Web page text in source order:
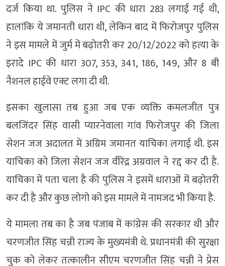
दर्ज किया था. पुलिस ने IPC की धारा 283 लगाई गई थी,
हालांकि ये जमानती धारा थी, लेकिन बाद में फिरोजपुर पुलिस
ने इस मामले में जुर्म में बढ़ोतरी कर 20/12/2022 को हत्या के
इरादे IPC की धारा 307, 353, 341, 186, 149, और 8 बी
नैशनल हाईवे एक्ट लगा दी थी.
इसका खुलासा तब हुआ जब एक व्यक्ति कमलजीत पुत्र
बलजिंदर सिंह वासी प्यारनेवाला गांव फिरोजपुर की जिला
सेशन जज अदालत में अग्रिम जमानत याचिका लगाई थी. इस
याचिका को जिला सेशन जज वीरेंद्र अग्रवाल ने रद्द कर दी है.
याचिका में पता चला है की पुलिस ने इसमें धाराओं में बढ़ोतरी
कर दी है और कुछ लोगो को इस मामले में नामजद भी किया है.
ये मामला तब का है जब पंजाब में कांग्रेस की सरकार थी और
चरणजीत सिंह चन्नी राज्य के मुख्यमंत्री थे. प्रधानमंत्री की सुरक्षा
चुक को लेकर तत्कालीन सीएम चरणजीत सिंह चन्नी ने प्रेस